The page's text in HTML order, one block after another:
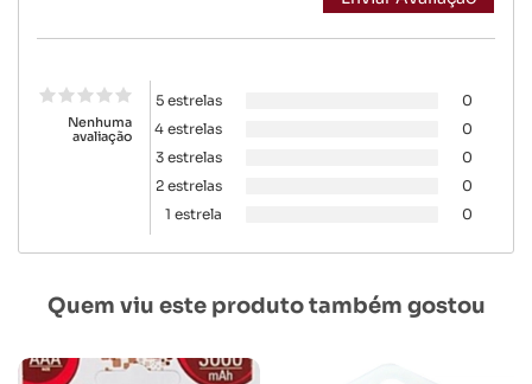
Nenhuma
avaliação
5 estrelas
0
4 estrelas
0
3 estrelas
0
2 estrelas
0
1 estrela
0
Quem viu este produto também gostou